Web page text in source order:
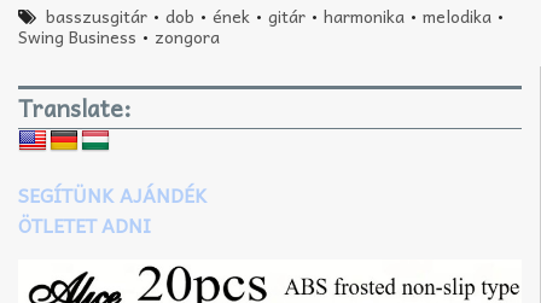
basszusgitár •dob •ének •gitár •harmonika •melodika •
Swing Business • zongora
Translate:
SEGÍTÜNK AJÁNDÉK
ÖTLETET ADNI